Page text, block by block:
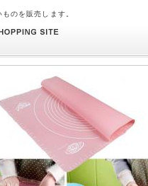
のを販売します。